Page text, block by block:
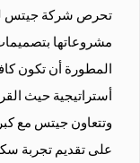
تحرص شركة جيتس
مشروعاتها
المطورة أن تكون
أستراتيجية حيث
وتتعاون جيتس مع
على تقديم تجربة